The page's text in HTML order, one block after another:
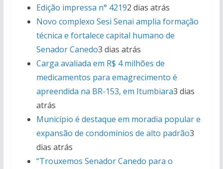
Edição impressa n° 42192 dias atrás
Novo complexo Sesi Senai amplia formação
técnica e fortalece capital humano de
Senador Canedo3 dias atrás
Carga avaliada em R$ 4 milhões de
medicamentos para emagrecimento é
apreendida na BR-153, em Itumbiara3 dias
atrás
Município é destaque em moradia popular e
expansão de condomínios de alto padrão3
dias atrás
“Trouxemos Senador Canedo para o